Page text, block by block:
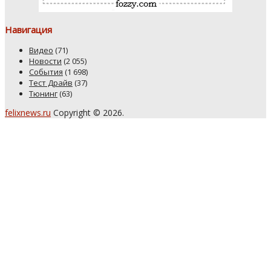
Навигация
Видео (71)
Новости (2 055)
События (1 698)
Тест Драйв (37)
Тюнинг (63)
felixnews.ru Copyright © 2026.